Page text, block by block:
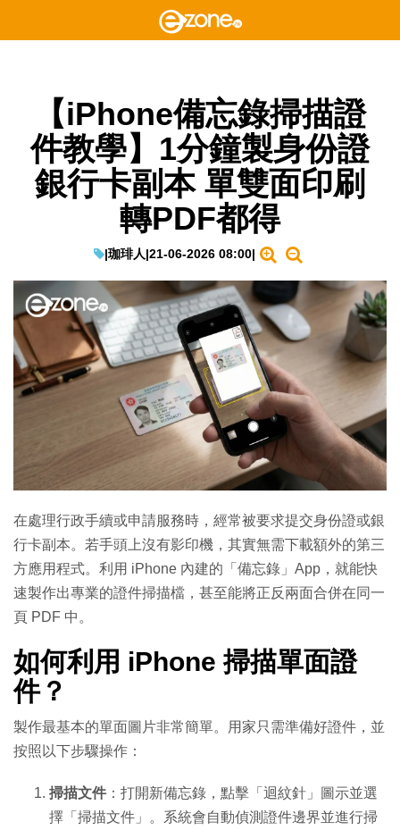
【iPhone備忘錄掃描證
件教學】1分鐘製身份證
銀行卡副本 單雙面印刷
轉PDF都得
|珈琲人|21-06-2026 08:00|
在處理行政手續或申請服務時，經常被要求提交身份證或銀
行卡副本。若手頭上沒有影印機，其實無需下載額外的第三
方應用程式。利用 iPhone 內建的「備忘錄」App，就能快
速製作出專業的證件掃描檔，甚至能將正反兩面合併在同一
頁 PDF 中。
如何利用 iPhone 掃描單面證
件？
製作最基本的單面圖片非常簡單。用家只需準備好證件，並
按照以下步驟操作：
掃描文件 ：打開新備忘錄，點擊「迴紋針」圖示並選
擇「掃描文件」。系統會自動偵測證件邊界並進行掃